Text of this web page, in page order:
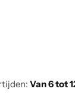
Van 6 tot